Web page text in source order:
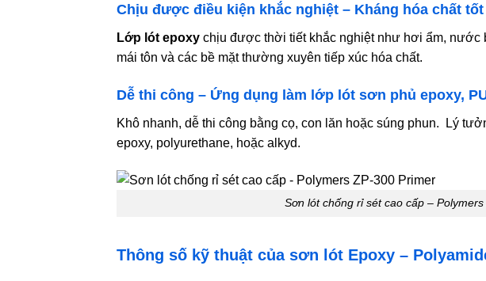
Chịu được điều kiện khắc nghiệt – Kháng hóa chất tốt
Lớp lót epoxy chịu được thời tiết khắc nghiệt như hơi ẩm, nước
mái tôn và các bề mặt thường xuyên tiếp xúc hóa chất.
Dễ thi công – Ứng dụng làm lớp lót sơn phủ epoxy,
Khô nhanh, dễ thi công bằng cọ, con lăn hoặc súng phun. Lý
epoxy, polyurethane, hoặc alkyd.
Sơn lót chống rỉ sét cao cấp –
Thông số kỹ thuật của sơn lót Epoxy –